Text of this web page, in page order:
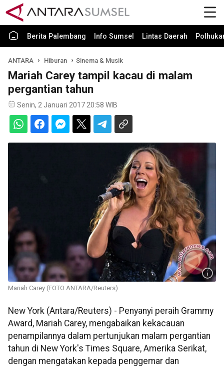
Berita Palembang Info Sumsel Lintas Daerah
ANTARA Hiburan Sinema & Musik
Mariah Carey tampil kacau di malam
pergantian tahun
Senin, 2 Januari 2017 20:58 WIB
Mariah Carey (FOTO ANTARA/Reuters)
New York (Antara/Reuters) - Penyanyi peraih Grammy
Award, Mariah Carey, mengabaikan kekacauan
penampilannya dalam pertunjukan malam pergantian
tahun di New York's Times Square, Amerika Serikat,
dengan mengatakan kepada penggemar dan